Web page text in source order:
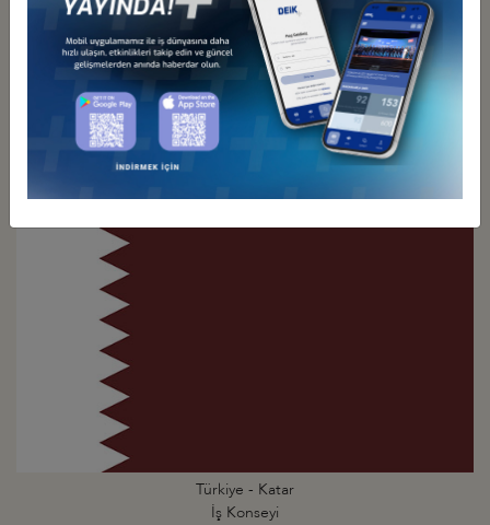
Türkiye - İran
İş Konseyi
Türkiye - Katar
İş Konseyi